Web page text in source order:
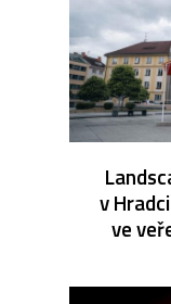
v
ve